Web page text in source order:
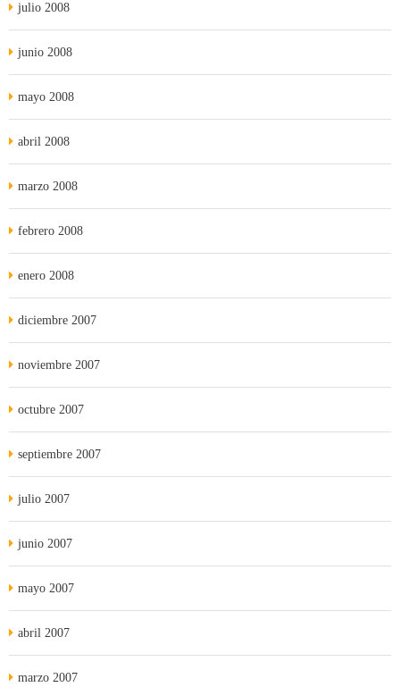
julio 2008
junio 2008
mayo 2008
abril 2008
marzo 2008
febrero 2008
enero 2008
diciembre 2007
noviembre 2007
octubre 2007
septiembre 2007
julio 2007
junio 2007
mayo 2007
abril 2007
marzo 2007